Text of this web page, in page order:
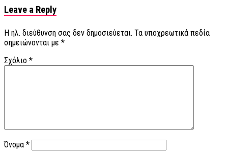
Leave a Reply
Η ηλ. διεύθυνση σας δεν δημοσιεύεται. Τα υποχρεωτικά πεδία
σημειώνονται με *
Σχόλιο *
Όνομα *